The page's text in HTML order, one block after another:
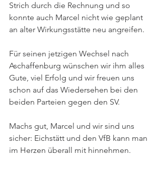
Strich durch die Rechnung und so
konnte auch Marcel nicht wie geplant
an alter Wirkungsstätte neu angreifen.
Für seinen jetzigen Wechsel nach
Aschaffenburg wünschen wir ihm alles
Gute, viel Erfolg und wir freuen uns
schon auf das Wiedersehen bei den
beiden Parteien gegen den SV.
Machs gut, Marcel und wir sind uns
sicher: Eichstätt und den VfB kann man
im Herzen überall mit hinnehmen.